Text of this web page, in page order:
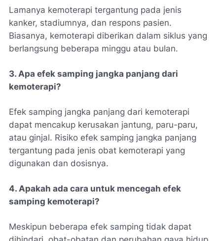
Lamanya kemoterapi tergantung pada jenis
kanker, stadiumnya, dan respons pasien.
Biasanya, kemoterapi diberikan dalam siklus yang
berlangsung beberapa minggu atau bulan.
3. Apa efek samping jangka panjang dari
kemoterapi?
Efek samping jangka panjang dari kemoterapi
dapat mencakup kerusakan jantung, paru-paru,
atau ginjal. Risiko efek samping jangka panjang
tergantung pada jenis obat kemoterapi yang
digunakan dan dosisnya.
4. Apakah ada cara untuk mencegah efek
samping kemoterapi?
Meskipun beberapa efek samping tidak dapat